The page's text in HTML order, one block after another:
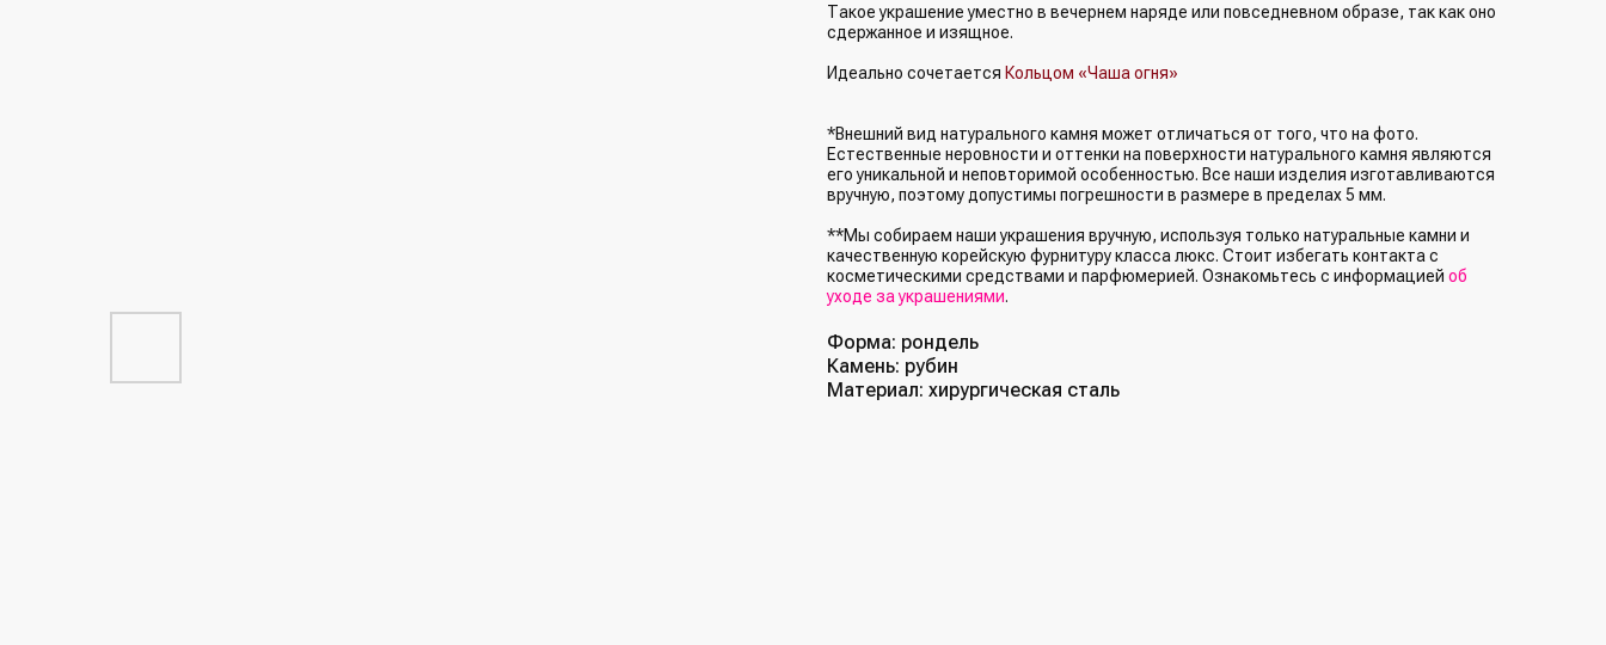
Такое украшение уместно в вечернем наряде или повседневном образе, так как оно
сдержанное и изящное.
Идеально сочетается Кольцом «Чаша огня»
*Внешний вид натурального камня может отличаться от того, что на фото.
Естественные неровности и оттенки на поверхности натурального камня являются
его уникальной и неповторимой особенностью. Все наши изделия изготавливаются
вручную, поэтому допустимы погрешности в размере в пределах 5 мм.
**Мы собираем наши украшения вручную, используя только натуральные камни и
качественную корейскую фурнитуру класса люкс. Стоит избегать контакта с
косметическими средствами и парфюмерией. Ознакомьтесь с информацией об
уходе за украшениями.
Форма: рондель
Камень: рубин
Материал: хирургическая сталь